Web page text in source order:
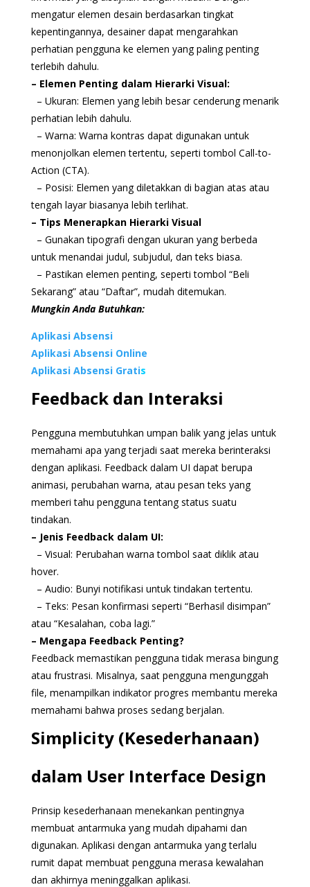
mengatur elemen desain berdasarkan tingkat
kepentingannya, desainer dapat mengarahkan
perhatian pengguna ke elemen yang paling penting
terlebih dahulu.
– Elemen Penting dalam Hierarki Visual:
– Ukuran: Elemen yang lebih besar cenderung menarik
perhatian lebih dahulu.
– Warna: Warna kontras dapat digunakan untuk
menonjolkan elemen tertentu, seperti tombol Call-to-
Action (CTA).
– Posisi: Elemen yang diletakkan di bagian atas atau
tengah layar biasanya lebih terlihat.
– Tips Menerapkan Hierarki Visual
– Gunakan tipografi dengan ukuran yang berbeda
untuk menandai judul, subjudul, dan teks biasa.
– Pastikan elemen penting, seperti tombol “Beli
Sekarang” atau “Daftar”, mudah ditemukan.
Mungkin Anda Butuhkan:
Aplikasi Absensi
Aplikasi Absensi Online
Aplikasi Absensi Gratis
Feedback dan Interaksi
Pengguna membutuhkan umpan balik yang jelas untuk
memahami apa yang terjadi saat mereka berinteraksi
dengan aplikasi. Feedback dalam UI dapat berupa
animasi, perubahan warna, atau pesan teks yang
memberi tahu pengguna tentang status suatu
tindakan.
– Jenis Feedback dalam UI:
– Visual: Perubahan warna tombol saat diklik atau
hover.
– Audio: Bunyi notifikasi untuk tindakan tertentu.
– Teks: Pesan konfirmasi seperti “Berhasil disimpan”
atau “Kesalahan, coba lagi.”
– Mengapa Feedback Penting?
Feedback memastikan pengguna tidak merasa bingung
atau frustrasi. Misalnya, saat pengguna mengunggah
file, menampilkan indikator progres membantu mereka
memahami bahwa proses sedang berjalan.
Simplicity (Kesederhanaan)
dalam User Interface Design
Prinsip kesederhanaan menekankan pentingnya
membuat antarmuka yang mudah dipahami dan
digunakan. Aplikasi dengan antarmuka yang terlalu
rumit dapat membuat pengguna merasa kewalahan
dan akhirnya meninggalkan aplikasi.